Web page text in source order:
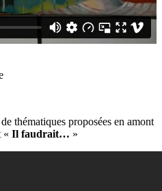
thématiques proposées en amont
« Il faudrait… »